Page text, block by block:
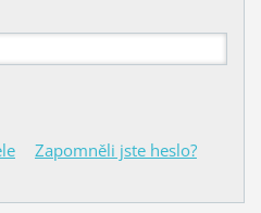
Zapomněli jste heslo?